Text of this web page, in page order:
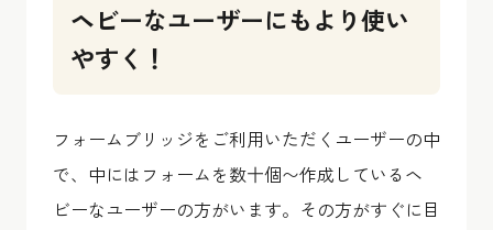
ヘビーなユーザーにもより使い
やすく！
フォームブリッジをご利用いただくユーザーの中
で、中にはフォームを数十個〜作成しているヘ
ビーなユーザーの方がいます。その方がすぐに目